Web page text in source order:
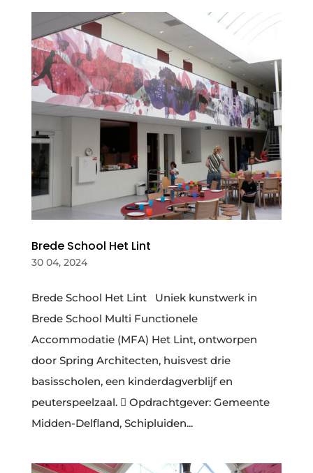
Brede School Het Lint
30 04, 2024
Brede School Het Lint Uniek kunstwerk in
Brede School Multi Functionele
Accommodatie (MFA) Het Lint, ontworpen
door Spring Architecten, huisvest drie
basisscholen, een kinderdagverblijf en
peuterspeelzaal.  Opdrachtgever: Gemeente
Midden-Delfland, Schipluiden...